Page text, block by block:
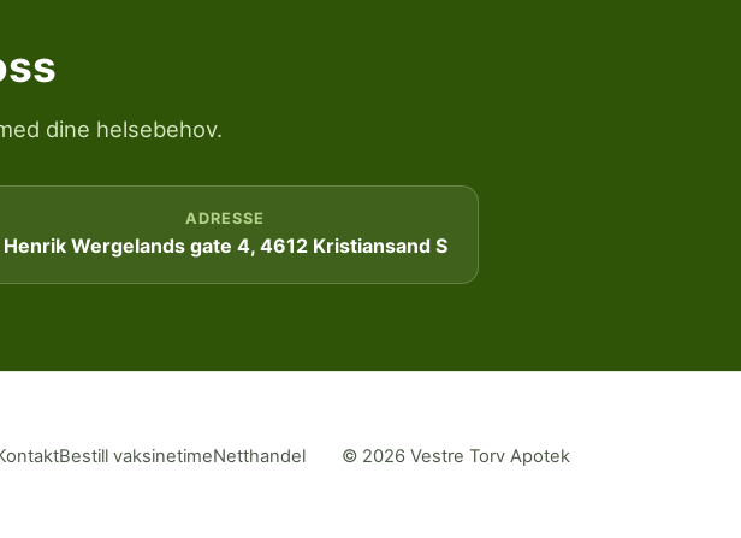
dine helsebehov.
ADRESSE
Henrik Wergelands gate 4, 4612 Kristiansand S
Bestill vaksinetimeNetthandel © 2026 Vestre Torv Apotek